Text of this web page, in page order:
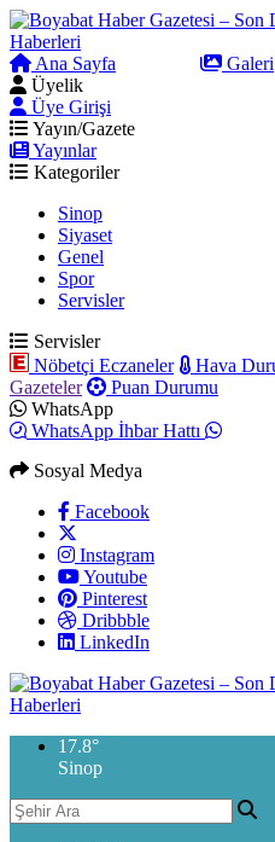
Ana Sayfa Galeri
Üyelik
Üye Girişi
Yayın/Gazete
Yayınlar
Kategoriler
Sinop
Siyaset
Genel
Spor
Servisler
Servisler
Nöbetçi Eczaneler
Hava
Gazeteler
Puan Durumu
WhatsApp
WhatsApp İhbar Hattı
Sosyal Medya
Facebook
Instagram
Youtube
Pinterest
Dribbble
LinkedIn
17.8°
Sinop